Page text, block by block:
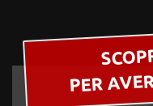
PER
momento.